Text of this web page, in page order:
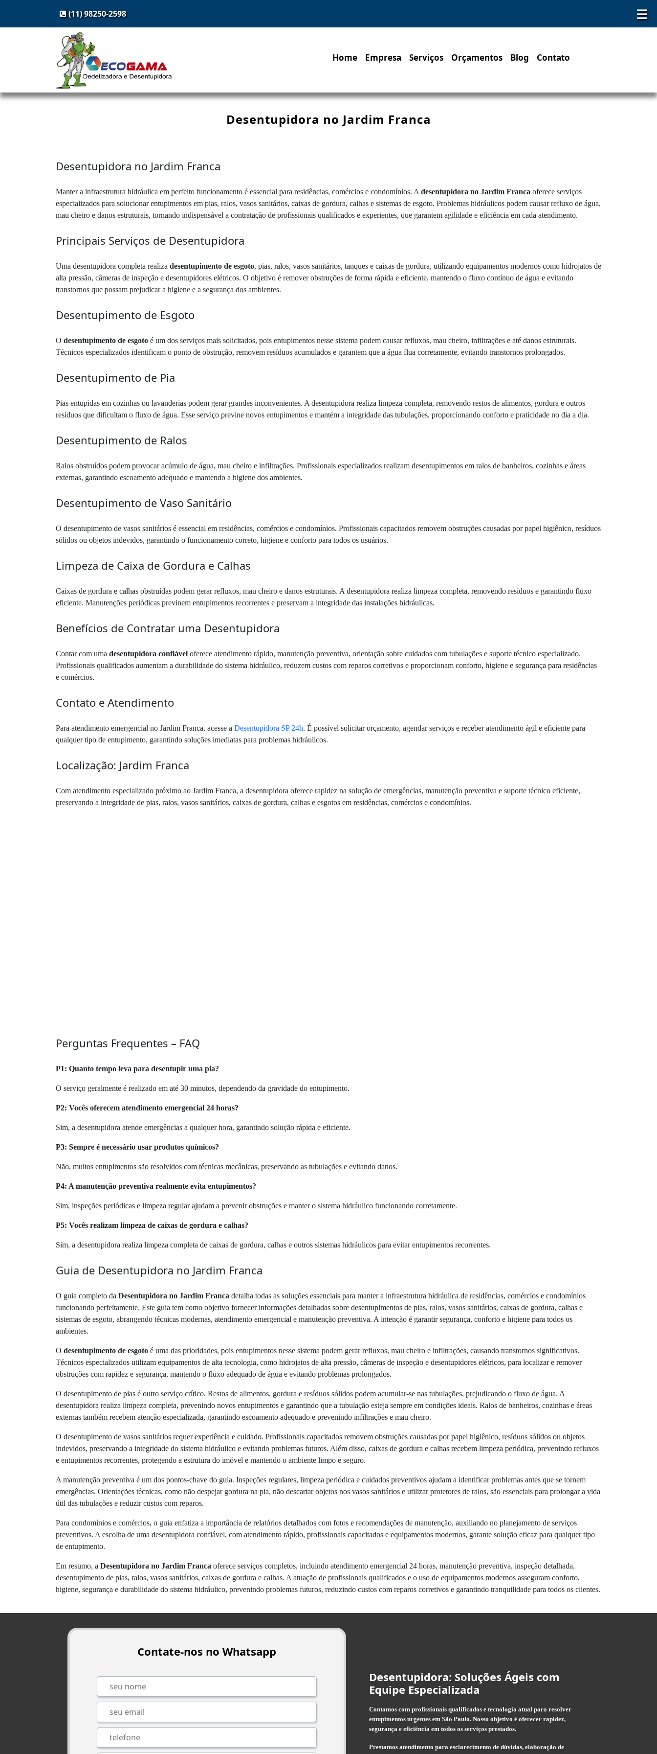
☰
(11) 98250-2598
Home Empresa Serviços Orçamentos Blog Contato
Desentupidora no Jardim Franca
Desentupidora no Jardim Franca
Manter a infraestrutura hidráulica em perfeito funcionamento é essencial para residências, comércios e condomínios. A desentupidora no Jardim Franca oferece serviços
especializados para solucionar entupimentos em pias, ralos, vasos sanitários, caixas de gordura, calhas e sistemas de esgoto. Problemas hidráulicos podem causar refluxo de água,
mau cheiro e danos estruturais, tornando indispensável a contratação de profissionais qualificados e experientes, que garantem agilidade e eficiência em cada atendimento.
Principais Serviços de Desentupidora
Uma desentupidora completa realiza desentupimento de esgoto, pias, ralos, vasos sanitários, tanques e caixas de gordura, utilizando equipamentos modernos como hidrojatos de
alta pressão, câmeras de inspeção e desentupidores elétricos. O objetivo é remover obstruções de forma rápida e eficiente, mantendo o fluxo contínuo de água e evitando
transtornos que possam prejudicar a higiene e a segurança dos ambientes.
Desentupimento de Esgoto
O desentupimento de esgoto é um dos serviços mais solicitados, pois entupimentos nesse sistema podem causar refluxos, mau cheiro, infiltrações e até danos estruturais.
Técnicos especializados identificam o ponto de obstrução, removem resíduos acumulados e garantem que a água flua corretamente, evitando transtornos prolongados.
Desentupimento de Pia
Pias entupidas em cozinhas ou lavanderias podem gerar grandes inconvenientes. A desentupidora realiza limpeza completa, removendo restos de alimentos, gordura e outros
resíduos que dificultam o fluxo de água. Esse serviço previne novos entupimentos e mantém a integridade das tubulações, proporcionando conforto e praticidade no dia a dia.
Desentupimento de Ralos
Ralos obstruídos podem provocar acúmulo de água, mau cheiro e infiltrações. Profissionais especializados realizam desentupimentos em ralos de banheiros, cozinhas e áreas
externas, garantindo escoamento adequado e mantendo a higiene dos ambientes.
Desentupimento de Vaso Sanitário
O desentupimento de vasos sanitários é essencial em residências, comércios e condomínios. Profissionais capacitados removem obstruções causadas por papel higiênico, resíduos
sólidos ou objetos indevidos, garantindo o funcionamento correto, higiene e conforto para todos os usuários.
Limpeza de Caixa de Gordura e Calhas
Caixas de gordura e calhas obstruídas podem gerar refluxos, mau cheiro e danos estruturais. A desentupidora realiza limpeza completa, removendo resíduos e garantindo fluxo
eficiente. Manutenções periódicas previnem entupimentos recorrentes e preservam a integridade das instalações hidráulicas.
Benefícios de Contratar uma Desentupidora
Contar com uma desentupidora confiável oferece atendimento rápido, manutenção preventiva, orientação sobre cuidados com tubulações e suporte técnico especializado.
Profissionais qualificados aumentam a durabilidade do sistema hidráulico, reduzem custos com reparos corretivos e proporcionam conforto, higiene e segurança para residências
e comércios.
Contato e Atendimento
Para atendimento emergencial no Jardim Franca, acesse a Desentupidora SP 24h. É possível solicitar orçamento, agendar serviços e receber atendimento ágil e eficiente para
qualquer tipo de entupimento, garantindo soluções imediatas para problemas hidráulicos.
Localização: Jardim Franca
Com atendimento especializado próximo ao Jardim Franca, a desentupidora oferece rapidez na solução de emergências, manutenção preventiva e suporte técnico eficiente,
preservando a integridade de pias, ralos, vasos sanitários, caixas de gordura, calhas e esgotos em residências, comércios e condomínios.
Perguntas Frequentes – FAQ
P1: Quanto tempo leva para desentupir uma pia?
O serviço geralmente é realizado em até 30 minutos, dependendo da gravidade do entupimento.
P2: Vocês oferecem atendimento emergencial 24 horas?
Sim, a desentupidora atende emergências a qualquer hora, garantindo solução rápida e eficiente.
P3: Sempre é necessário usar produtos químicos?
Não, muitos entupimentos são resolvidos com técnicas mecânicas, preservando as tubulações e evitando danos.
P4: A manutenção preventiva realmente evita entupimentos?
Sim, inspeções periódicas e limpeza regular ajudam a prevenir obstruções e manter o sistema hidráulico funcionando corretamente.
P5: Vocês realizam limpeza de caixas de gordura e calhas?
Sim, a desentupidora realiza limpeza completa de caixas de gordura, calhas e outros sistemas hidráulicos para evitar entupimentos recorrentes.
Guia de Desentupidora no Jardim Franca
O guia completo da Desentupidora no Jardim Franca detalha todas as soluções essenciais para manter a infraestrutura hidráulica de residências, comércios e condomínios
funcionando perfeitamente. Este guia tem como objetivo fornecer informações detalhadas sobre desentupimentos de pias, ralos, vasos sanitários, caixas de gordura, calhas e
sistemas de esgoto, abrangendo técnicas modernas, atendimento emergencial e manutenção preventiva. A intenção é garantir segurança, conforto e higiene para todos os
ambientes.
O desentupimento de esgoto é uma das prioridades, pois entupimentos nesse sistema podem gerar refluxos, mau cheiro e infiltrações, causando transtornos significativos.
Técnicos especializados utilizam equipamentos de alta tecnologia, como hidrojatos de alta pressão, câmeras de inspeção e desentupidores elétricos, para localizar e remover
obstruções com rapidez e segurança, mantendo o fluxo adequado de água e evitando problemas prolongados.
O desentupimento de pias é outro serviço crítico. Restos de alimentos, gordura e resíduos sólidos podem acumular-se nas tubulações, prejudicando o fluxo de água. A
desentupidora realiza limpeza completa, prevenindo novos entupimentos e garantindo que a tubulação esteja sempre em condições ideais. Ralos de banheiros, cozinhas e áreas
externas também recebem atenção especializada, garantindo escoamento adequado e prevenindo infiltrações e mau cheiro.
O desentupimento de vasos sanitários requer experiência e cuidado. Profissionais capacitados removem obstruções causadas por papel higiênico, resíduos sólidos ou objetos
indevidos, preservando a integridade do sistema hidráulico e evitando problemas futuros. Além disso, caixas de gordura e calhas recebem limpeza periódica, prevenindo refluxos
e entupimentos recorrentes, protegendo a estrutura do imóvel e mantendo o ambiente limpo e seguro.
A manutenção preventiva é um dos pontos-chave do guia. Inspeções regulares, limpeza periódica e cuidados preventivos ajudam a identificar problemas antes que se tornem
emergências. Orientações técnicas, como não despejar gordura na pia, não descartar objetos nos vasos sanitários e utilizar protetores de ralos, são essenciais para prolongar a vida
útil das tubulações e reduzir custos com reparos.
Para condomínios e comércios, o guia enfatiza a importância de relatórios detalhados com fotos e recomendações de manutenção, auxiliando no planejamento de serviços
preventivos. A escolha de uma desentupidora confiável, com atendimento rápido, profissionais capacitados e equipamentos modernos, garante solução eficaz para qualquer tipo
de entupimento.
Em resumo, a Desentupidora no Jardim Franca oferece serviços completos, incluindo atendimento emergencial 24 horas, manutenção preventiva, inspeção detalhada,
desentupimento de pias, ralos, vasos sanitários, caixas de gordura e calhas. A atuação de profissionais qualificados e o uso de equipamentos modernos asseguram conforto,
higiene, segurança e durabilidade do sistema hidráulico, prevenindo problemas futuros, reduzindo custos com reparos corretivos e garantindo tranquilidade para todos os clientes.
Desentupidora: Soluções Ágeis com
Equipe Especializada
Contamos com profissionais qualificados e tecnologia atual para resolver
entupimentos urgentes em São Paulo. Nosso objetivo é oferecer rapidez,
segurança e eficiência em todos os serviços prestados.
Prestamos atendimento para esclarecimento de dúvidas, elaboração de
Contate-nos no Whatsapp